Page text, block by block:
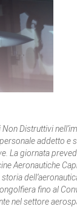
Distruttivi
addetto
La giornata
Aeronautiche
fino al
nel settore